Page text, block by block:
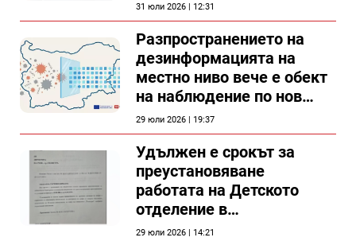
31 юли 2026 | 12:31
Разпространението на
дезинформацията на
местно ниво вече е обект
на наблюдение по нов
проект
29 юли 2026 | 19:37
Удължен е срокът за
преустановяване
работата на Детското
отделение в
силистренската болница
29 юли 2026 | 14:21